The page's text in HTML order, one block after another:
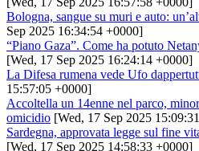
Bologna, sangue su muri e auto:
Sep 2025 16:34:54 +0000]
“Piano Gaza”. Come ha potuto
[Wed, 17 Sep 2025 16:24:14 +0000]
La Difesa rumena vede Ufo
15:57:05 +0000]
Accoltella un 14enne nel parco,
omicidio [Wed, 17 Sep 2025
Sardegna, approvata legge sul fine
[Wed, 17 Sep 2025 14:58:33 +0000]